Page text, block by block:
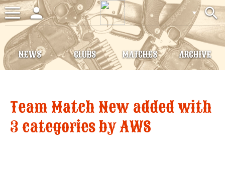
Toggle
navigation
search
person
CLUBS
NEWS MATCHES ARCHIVE
Team Match New added with
3 categories by AWS